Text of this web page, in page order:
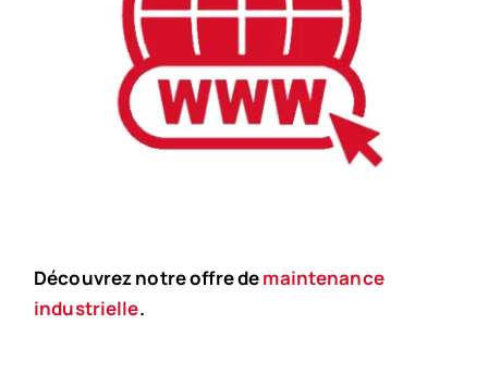
Découvrez notre offre demaintenance
industrielle.